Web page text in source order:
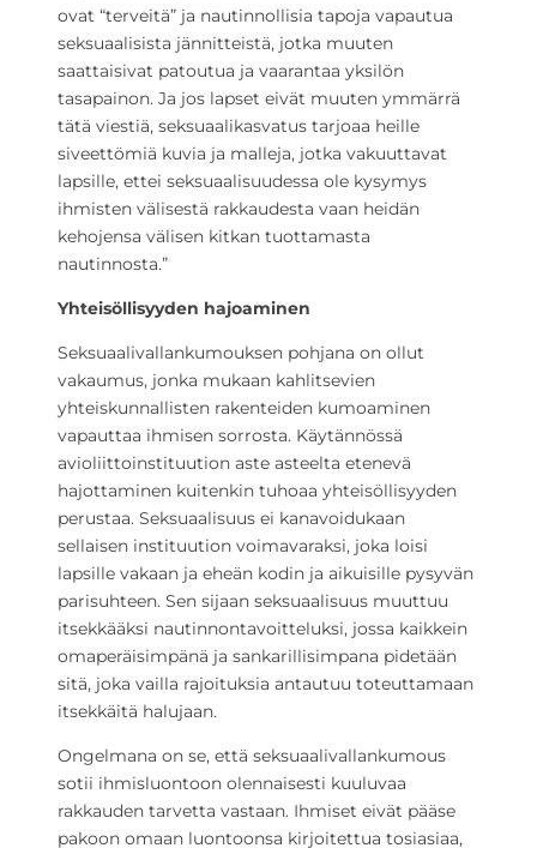
ovat “terveitä” ja nautinnollisia tapoja vapautua
seksuaalisista jännitteistä, jotka muuten
saattaisivat patoutua ja vaarantaa yksilön
tasapainon. Ja jos lapset eivät muuten ymmärrä
tätä viestiä, seksuaalikasvatus tarjoaa heille
siveettömiä kuvia ja malleja, jotka vakuuttavat
lapsille, ettei seksuaalisuudessa ole kysymys
ihmisten välisestä rakkaudesta vaan heidän
kehojensa välisen kitkan tuottamasta
nautinnosta.”
Yhteisöllisyyden hajoaminen
Seksuaalivallankumouksen pohjana on ollut
vakaumus, jonka mukaan kahlitsevien
yhteiskunnallisten rakenteiden kumoaminen
vapauttaa ihmisen sorrosta. Käytännössä
avioliittoinstituution aste asteelta etenevä
hajottaminen kuitenkin tuhoaa yhteisöllisyyden
perustaa. Seksuaalisuus ei kanavoidukaan
sellaisen instituution voimavaraksi, joka loisi
lapsille vakaan ja eheän kodin ja aikuisille pysyvän
parisuhteen. Sen sijaan seksuaalisuus muuttuu
itsekkääksi nautinnontavoitteluksi, jossa kaikkein
omaperäisimpänä ja sankarillisimpana pidetään
sitä, joka vailla rajoituksia antautuu toteuttamaan
itsekkäitä halujaan.
Ongelmana on se, että seksuaalivallankumous
sotii ihmisluontoon olennaisesti kuuluvaa
rakkauden tarvetta vastaan. Ihmiset eivät pääse
pakoon omaan luontoonsa kirjoitettua tosiasiaa,